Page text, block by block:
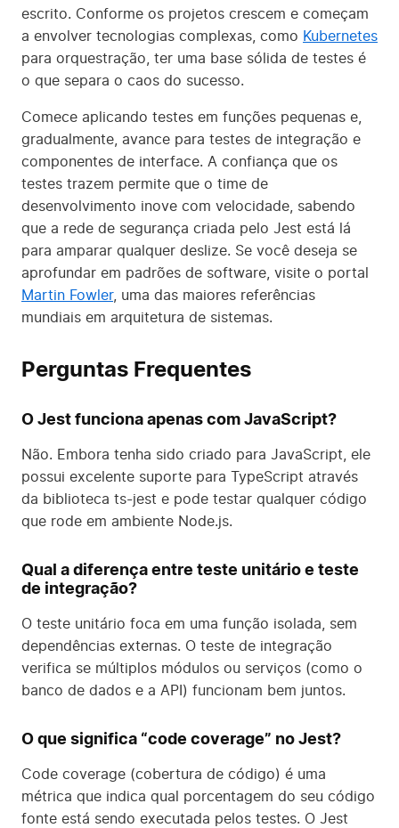
escrito. Conforme os projetos crescem e começam
a envolver tecnologias complexas, como Kubernetes
para orquestração, ter uma base sólida de testes é
o que separa o caos do sucesso.
Comece aplicando testes em funções pequenas e,
gradualmente, avance para testes de integração e
componentes de interface. A confiança que os
testes trazem permite que o time de
desenvolvimento inove com velocidade, sabendo
que a rede de segurança criada pelo Jest está lá
para amparar qualquer deslize. Se você deseja se
aprofundar em padrões de software, visite o portal
Martin Fowler, uma das maiores referências
mundiais em arquitetura de sistemas.
Perguntas Frequentes
O Jest funciona apenas com JavaScript?
Não. Embora tenha sido criado para JavaScript, ele
possui excelente suporte para TypeScript através
da biblioteca ts-jest e pode testar qualquer código
que rode em ambiente Node.js.
Qual a diferença entre teste unitário e teste
de integração?
O teste unitário foca em uma função isolada, sem
dependências externas. O teste de integração
verifica se múltiplos módulos ou serviços (como o
banco de dados e a API) funcionam bem juntos.
O que significa “code coverage” no Jest?
Code coverage (cobertura de código) é uma
métrica que indica qual porcentagem do seu código
fonte está sendo executada pelos testes. O Jest